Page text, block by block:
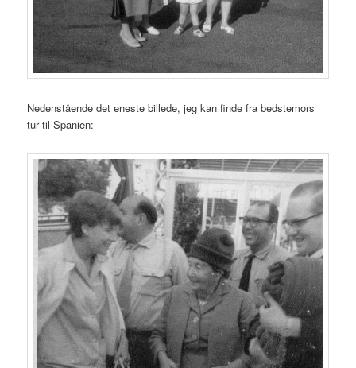
Nedenstående det eneste billede, jeg kan finde fra bedstemors
tur til Spanien: